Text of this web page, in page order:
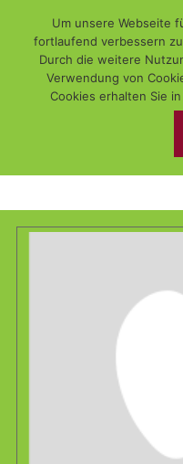
Um unsere Webseite
fortlaufend verbessern
Durch die weitere
Verwendung von
Cookies erhalten Sie